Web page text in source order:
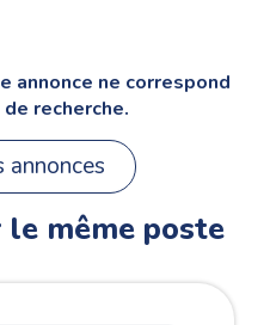
annonce ne correspond
recherche.
annonces
même poste